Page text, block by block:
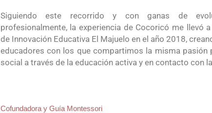
Siguiendo este recorrido y con ganas de
profesionalmente, la experiencia de Cocoricó me llevó
de Innovación Educativa El Majuelo en el año 2018,
educadores con los que compartimos la misma pasión
social a través de la educación activa y en contacto con
Cofundadora y Guía Montessori